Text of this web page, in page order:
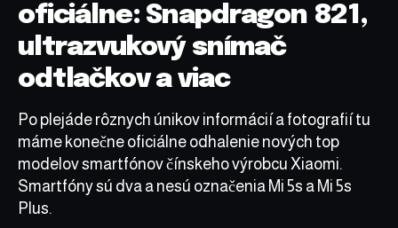
oficiálne: Snapdragon 821,
ultrazvukový snímač
odtlačkov a viac
Po plejáde rôznych únikov informácií a fotografií tu
máme konečne oficiálne odhalenie nových top
modelov smartfónov čínskeho výrobcu Xiaomi.
Smartfóny sú dva a nesú označenia Mi 5s a Mi 5s
Plus.